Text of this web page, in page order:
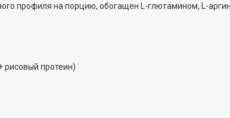
профиля на порцию, обогащен L-глютамином, L-
рисовый протеин)